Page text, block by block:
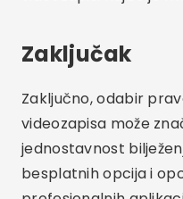
Autor web
Povezani